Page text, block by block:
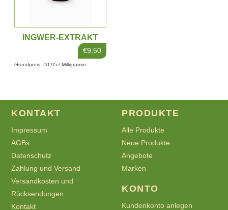
INGWER-EXTRAKT
€9,50
Grundpreis: €0,95 / Milligramm
KONTAKT
Impressum
AGBs
Datenschutz
Zahlung und Versand
Versandkosten und
Rücksendungen
Kontakt
PRODUKTE
Alle Produkte
Neue Produkte
Angebote
Marken
KONTO
Kundenkonto anlegen